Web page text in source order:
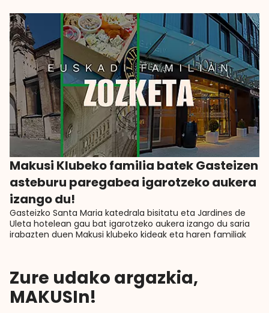
Makusi Klubeko familia batek Gasteizen
asteburu paregabea igarotzeko aukera
izango du!
Gasteizko Santa Maria katedrala bisitatu eta Jardines de
Uleta hotelean gau bat igarotzeko aukera izango du saria
irabazten duen Makusi klubeko kideak eta haren familiak
Zure udako argazkia,
MAKUSIn!